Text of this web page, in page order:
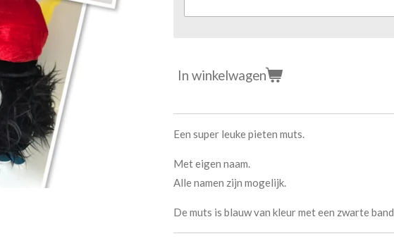
In winkelwagen
Een super leuke pieten muts.
Met eigen naam.
Alle namen zijn mogelijk.
De muts is blauw van kleur met een zwarte band.